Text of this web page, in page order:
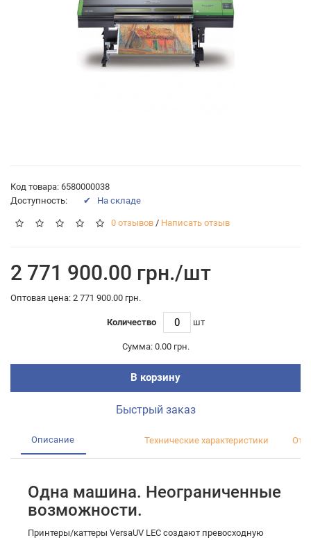
Код товара: 6580000038
Доступность:
✔ На складе
0 отзывов / Написать отзыв
2 771 900.00 грн./шт
Оптовая цена: 2 771 900.00 грн.
Количество шт
Сумма: 0.00 грн.
В корзину
Быстрый заказ
Описание Технические характеристики
Одна машина. Неограниченные
возможности.
Принтеры/каттеры VersaUV LEC создают превосходную